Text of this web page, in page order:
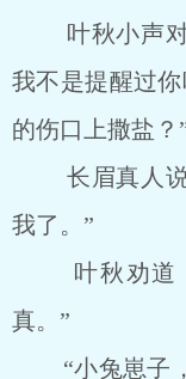
叶秋小声对
我不是提醒过
的伤口上撒盐？
长眉真人说
我了。”
叶秋劝道：
真。”
“小兔崽子，